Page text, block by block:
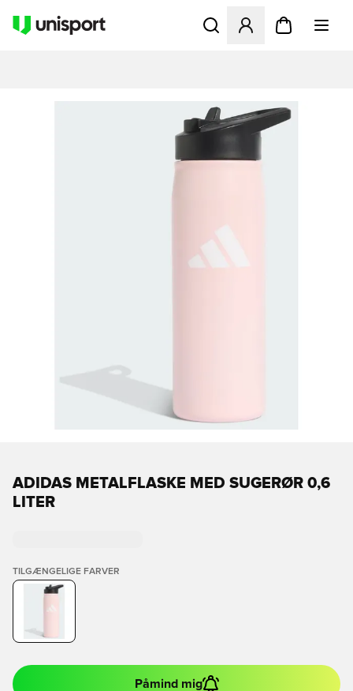
Åbner en Modal til at
ADIDAS METALFLASKE MED SUGERØR 0,6
LITER
TILGÆNGELIGE FARVER
Påmind mig